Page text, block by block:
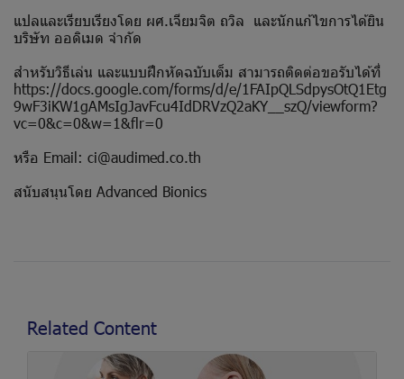
แปลและเรียบเรียงโดย ผศ.เจียมจิต ถวิล และนักแก้ไขการได้ยิน
บริษัท ออดิเมด จํากัด
สำหรับวิธีเล่น และแบบฝึกหัดฉบับเต็ม สามารถติดต่อขอรับได้ที่
https://docs.google.com/forms/d/e/1FAIpQLSdpysOtQ1Etg
9wF3iKW1gAMsIgJavFcu4IdDRVzQ2aKY__szQ/viewform?
vc=0&c=0&w=1&flr=0
หรือ Email: ci@audimed.co.th
สนับสนุนโดย Advanced Bionics
Related Content